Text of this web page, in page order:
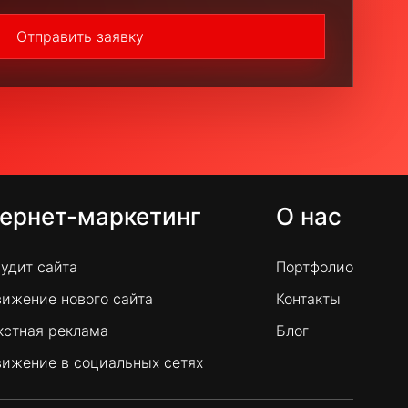
Отправить заявку
маркетинг
сайта
нового сайта
реклама
в социальных сетях
О нас
Портфолио
Контакты
Блог